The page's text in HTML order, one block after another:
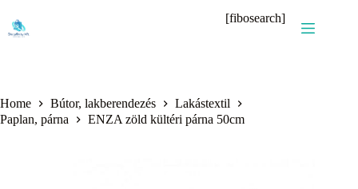
content
[fibosearch]
Home Bútor, lakberendezés
Lakástextil
Paplan, párna
ENZA zöld kültéri párna 50cm